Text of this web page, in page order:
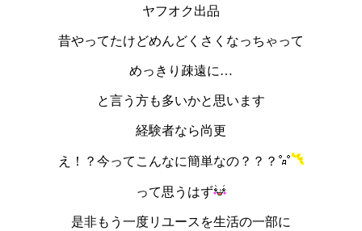
ヤフオク出品
昔やってたけどめんどくさくなっちゃって
めっきり疎遠に…
と言う方も多いかと思います
経験者なら尚更
え！？今ってこんなに簡単なの？？？
って思うはず
是非もう一度リユースを生活の一部に